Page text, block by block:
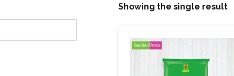
Showing the single result